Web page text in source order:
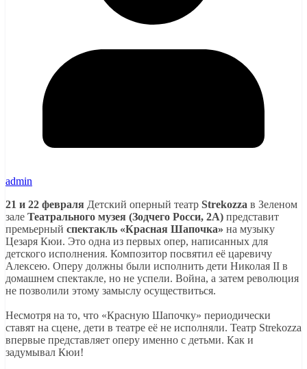
admin
21 и 22 февраля Детский оперный театр Strekozza в Зеленом
зале Театрального музея (Зодчего Росси, 2А) представит
премьерный спектакль «Красная Шапочка» на музыку
Цезаря Кюи. Это одна из первых опер, написанных для
детского исполнения. Композитор посвятил её царевичу
Алексею. Оперу должны были исполнить дети Николая II в
домашнем спектакле, но не успели. Война, а затем революция
не позволили этому замыслу осуществиться.
Несмотря на то, что «Красную Шапочку» периодически
ставят на сцене, дети в театре её не исполняли. Театр Strekozza
впервые представляет оперу именно с детьми. Как и
задумывал Кюи!